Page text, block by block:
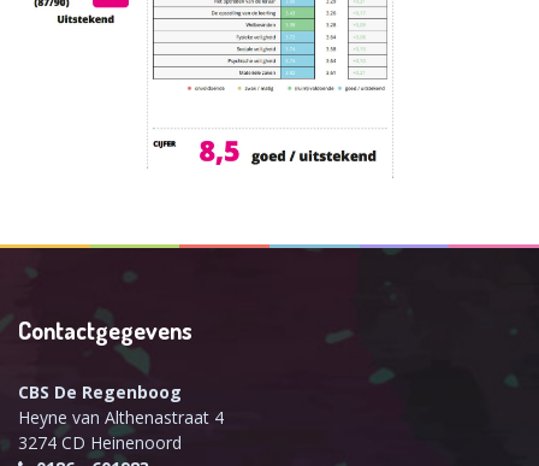
Contactgegevens
CBS De Regenboog
Heyne van Althenastraat 4
3274 CD Heinenoord